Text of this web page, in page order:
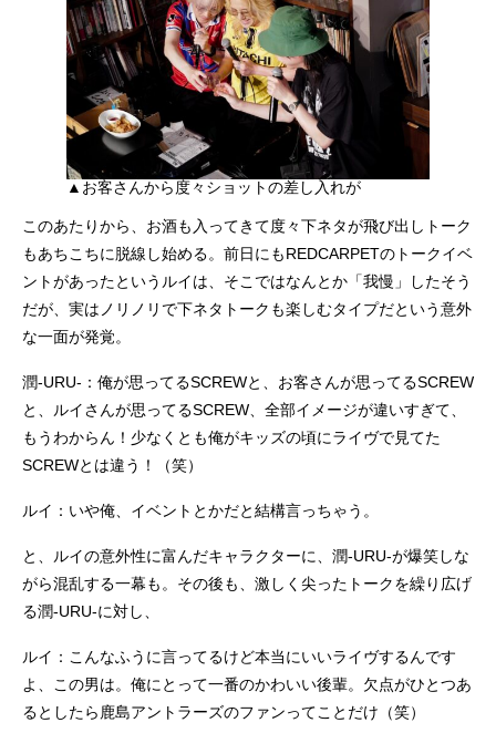
▲お客さんから度々ショットの差し入れが
このあたりから、お酒も入ってきて度々下ネタが飛び出しトーク
もあちこちに脱線し始める。前日にもREDCARPETのトークイベ
ントがあったというルイは、そこではなんとか「我慢」したそう
だが、実はノリノリで下ネタトークも楽しむタイプだという意外
な一面が発覚。
潤-URU-：俺が思ってるSCREWと、お客さんが思ってるSCREW
と、ルイさんが思ってるSCREW、全部イメージが違いすぎて、
もうわからん！少なくとも俺がキッズの頃にライヴで見てた
SCREWとは違う！（笑）
ルイ：いや俺、イベントとかだと結構言っちゃう。
と、ルイの意外性に富んだキャラクターに、潤-URU-が爆笑しな
がら混乱する一幕も。その後も、激しく尖ったトークを繰り広げ
る潤-URU-に対し、
ルイ：こんなふうに言ってるけど本当にいいライヴするんです
よ、この男は。俺にとって一番のかわいい後輩。欠点がひとつあ
るとしたら鹿島アントラーズのファンってことだけ（笑）